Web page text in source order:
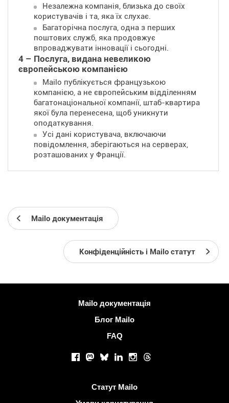
Незалежна компанія, близька до своїх
користувачів і та, яка їх слухає.
Багаторічна послуга, одна з перших
поштових служб, яка продовжує
впроваджувати інновації і сьогодні.
4 – Послуга, видана невеликою
європейською компанією
Mailo публікується французькою
компанією, а не європейським відділенням
багатонаціональної компанії, штаб-квартира
якої була перенесена, щоб уникнути
оподаткування.
Усі дані користувача, включаючи
повідомлення, зберігаються на серверах,
розташованих у Франції.
Mailo документація
Конфіденційність і Mailo статут
Mailo документація
Блог Mailo
FAQ
Facebook
Mastodon
BlueskyLinkedInInstagram
Threads
Статут Mailo